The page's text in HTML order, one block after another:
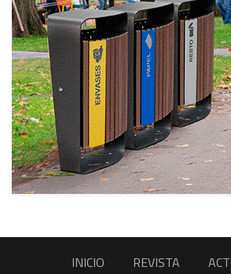
INICIO REVISTA